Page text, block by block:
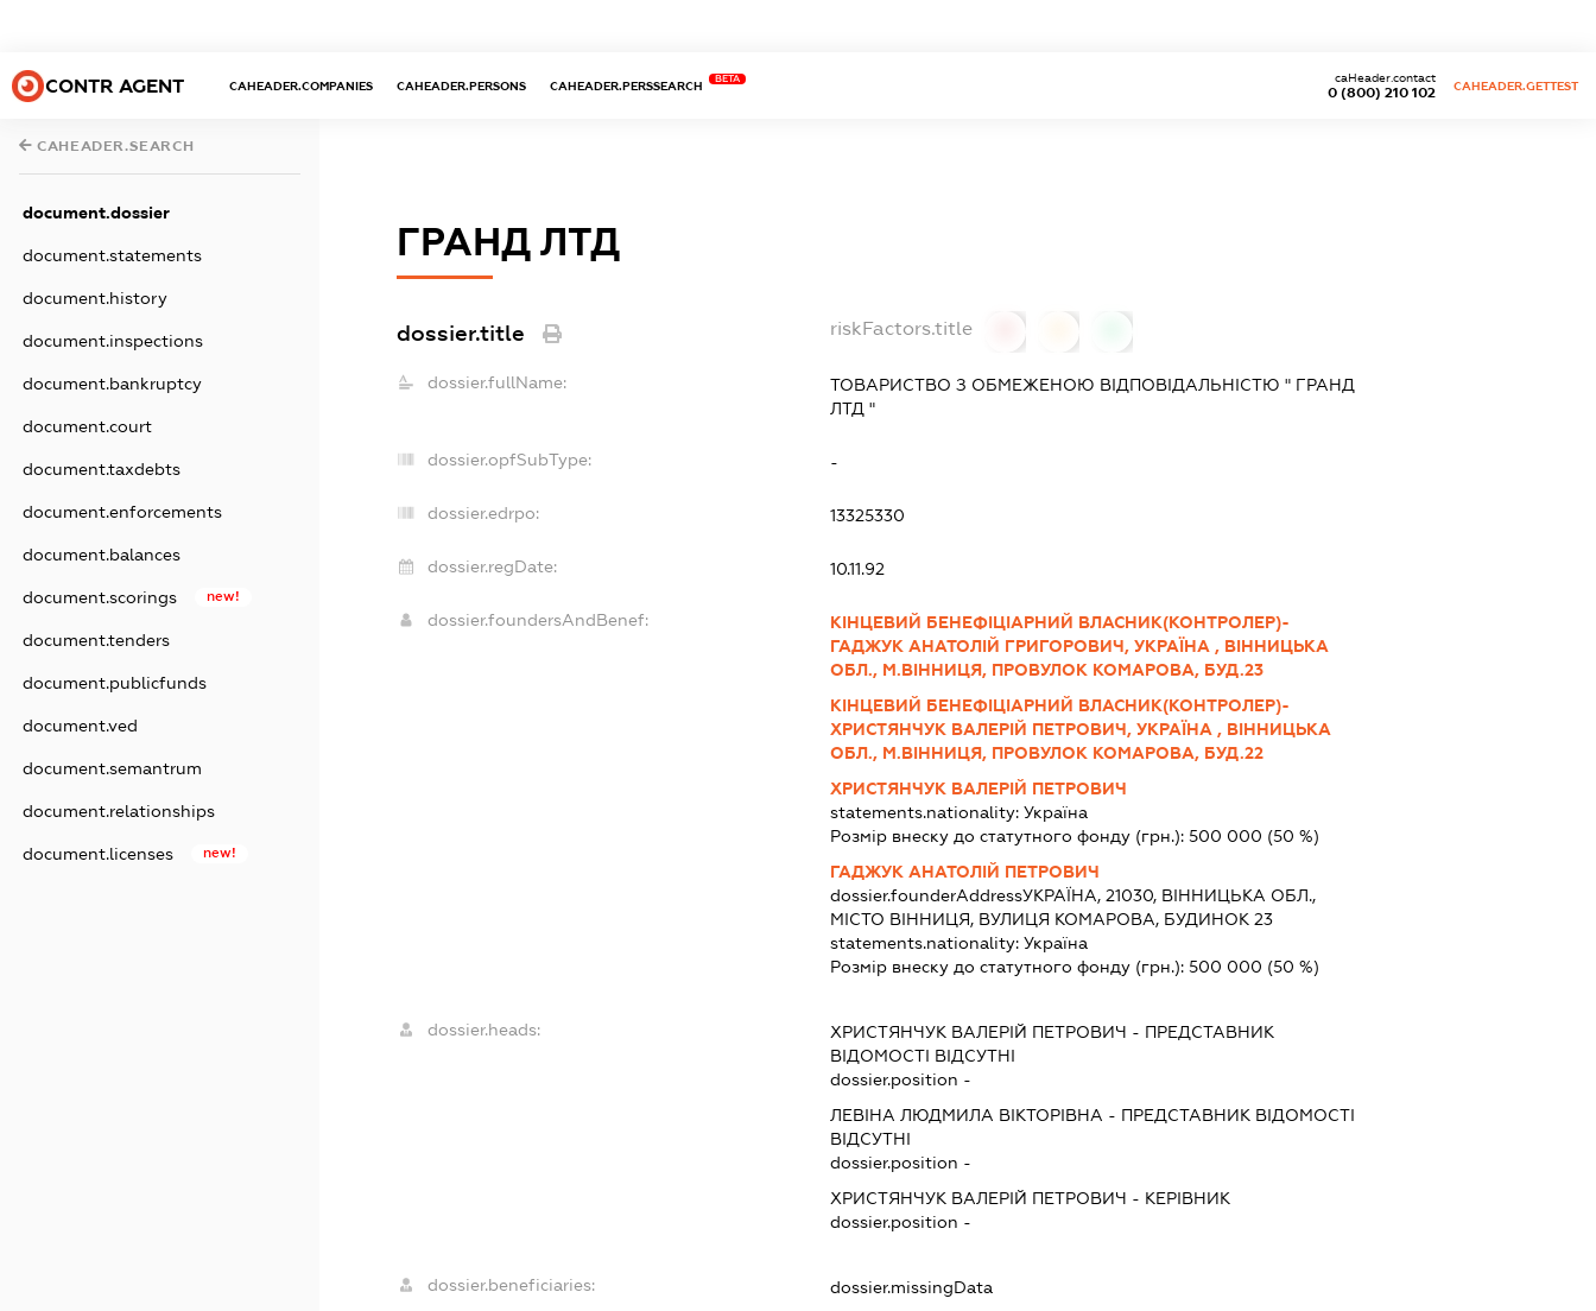
CONTR AGENT CAHEADER.COMPANIES CAHEADER.PERSONS CAHEADER.PERSSEARCH
BETA
0 (800) 210 102
caHeader.contact
CAHEADER.GETTEST
CAHEADER.SEARCH
document.dossier
document.statements
document.history
document.inspections
document.bankruptcy
document.court
document.taxdebts
document.enforcements
document.balances
document.scorings new!
document.tenders
document.publicfunds
document.ved
document.semantrum
document.relationships
document.licenses new!
ГРАНД ЛТД
dossier.title riskFactors.title
dossier.fullName:
ТОВАРИСТВО З ОБМЕЖЕНОЮ ВІДПОВІДАЛЬНІСТЮ " ГРАНД
ЛТД "
dossier.opfSubType: -
dossier.edrpo: 13325330
dossier.regDate: 10.11.92
dossier.foundersAndBenef:
КІНЦЕВИЙ БЕНЕФІЦІАРНИЙ ВЛАСНИК(КОНТРОЛЕР)-
ГАДЖУК АНАТОЛІЙ ГРИГОРОВИЧ, УКРАЇНА , ВІННИЦЬКА
ОБЛ., М.ВІННИЦЯ, ПРОВУЛОК КОМАРОВА, БУД.23
КІНЦЕВИЙ БЕНЕФІЦІАРНИЙ ВЛАСНИК(КОНТРОЛЕР)-
ХРИСТЯНЧУК ВАЛЕРІЙ ПЕТРОВИЧ, УКРАЇНА , ВІННИЦЬКА
ОБЛ., М.ВІННИЦЯ, ПРОВУЛОК КОМАРОВА, БУД.22
ХРИСТЯНЧУК ВАЛЕРІЙ ПЕТРОВИЧ
statements.nationality: Україна
Розмір внеску до статутного фонду (грн.): 500 000 (50 %)
ГАДЖУК АНАТОЛІЙ ПЕТРОВИЧ
dossier.founderAddressУКРАЇНА, 21030, ВІННИЦЬКА ОБЛ.,
МІСТО ВІННИЦЯ, ВУЛИЦЯ КОМАРОВА, БУДИНОК 23
statements.nationality: Україна
Розмір внеску до статутного фонду (грн.): 500 000 (50 %)
dossier.heads: ХРИСТЯНЧУК ВАЛЕРІЙ ПЕТРОВИЧ - ПРЕДСТАВНИК
ВІДОМОСТІ ВІДСУТНІ
dossier.position -
ЛЕВІНА ЛЮДМИЛА ВІКТОРІВНА - ПРЕДСТАВНИК ВІДОМОСТІ
ВІДСУТНІ
dossier.position -
ХРИСТЯНЧУК ВАЛЕРІЙ ПЕТРОВИЧ - КЕРІВНИК
dossier.position -
dossier.beneficiaries: dossier.missingData